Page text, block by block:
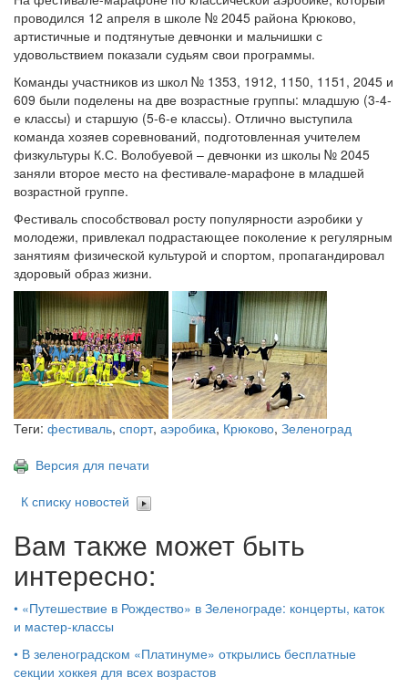
проводился 12 апреля в школе № 2045 района Крюково,
артистичные и подтянутые девчонки и мальчишки с
удовольствием показали судьям свои программы.
Команды участников из школ № 1353, 1912, 1150, 1151, 2045 и
609 были поделены на две возрастные группы: младшую (3-4-
е классы) и старшую (5-6-е классы). Отлично выступила
команда хозяев соревнований, подготовленная учителем
физкультуры К.С. Волобуевой – девчонки из школы № 2045
заняли второе место на фестивале-марафоне в младшей
возрастной группе.
Фестиваль способствовал росту популярности аэробики у
молодежи, привлекал подрастающее поколение к регулярным
занятиям физической культурой и спортом, пропагандировал
здоровый образ жизни.
Теги: фестиваль, спорт, аэробика, Крюково, Зеленоград
Версия для печати
К списку новостей
Вам также может быть
интересно:
• «Путешествие в Рождество» в Зеленограде: концерты, каток
и мастер‑классы
• В зеленоградском «Платинуме» открылись бесплатные
секции хоккея для всех возрастов